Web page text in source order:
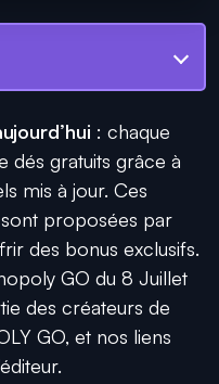
: chaque
dés gratuits grâce à
mis à jour. Ces
proposées par
des bonus exclusifs.
GO du 8 Juillet
des créateurs de
GO, et nos liens